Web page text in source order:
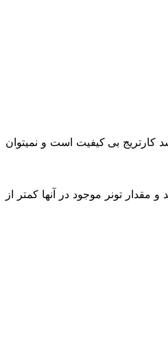
کارتریج بی کیفیت است و نمیتوان
تونر موجود در آنها کمتر از